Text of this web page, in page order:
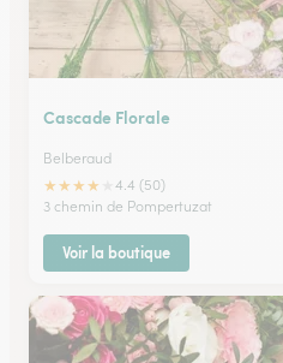
Cascade Florale
Belberaud
★★★★
4.4 (50)
3 chemin de Pompertuzat
Voir la boutique